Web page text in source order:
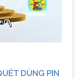
DÙNG PIN